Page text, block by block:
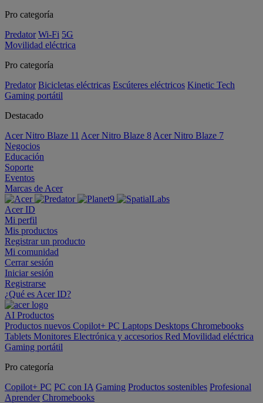
Pro categoría
Predator Wi-Fi 5G
Movilidad eléctrica
Pro categoría
Predator Bicicletas eléctricas Escúteres eléctricos Kinetic Tech
Gaming portátil
Destacado
Acer Nitro Blaze 11 Acer Nitro Blaze 8 Acer Nitro Blaze 7
Negocios
Educación
Soporte
Eventos
Marcas de Acer
Acer ID
Mi perfil
Mis productos
Registrar un producto
Mi comunidad
Cerrar sesión
Iniciar sesión
Registrarse
¿Qué es Acer ID?
AI Productos
Productos nuevos Copilot+ PC Laptops Desktops Chromebooks
Tablets Monitores Electrónica y accesorios Red Movilidad eléctrica
Gaming portátil
Pro categoría
Copilot+ PC PC con IA Gaming Productos sostenibles Profesional
Aprender Chromebooks